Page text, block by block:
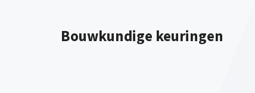
Bouwkundige keuringen